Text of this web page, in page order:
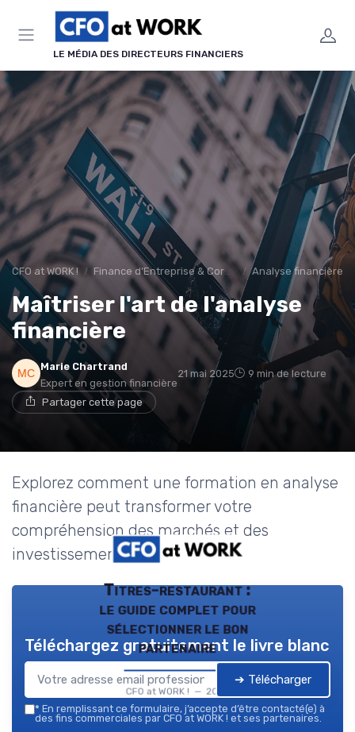
LE MÉDIA DES DIRECTEURS FINANCIERS
CFO at WORK ! Finance d’Entreprise & Corporate Finance Analyse financière
Maîtriser l'art de l'analyse
financière
Marie Chartrand
Expert en gestion financière
21 mai 2025 9 min de lecture
Partager cette page
Explorez comment une formation en analyse
financière peut transformer votre
compréhension des marchés et des
investissements.
Titres-restaurant :
le guide complet pour
sélectionner le bon
partenaire
CFO at WORK ! — 2026
Téléchargez gratuitement le livre blanc
➔ Télécharger
* En remplissant ce formulaire, j’accepte d’être contacté(e) à
des fins commerciales par CFO at WORK ! et ses partenaires.
Panneau de gestion des cookies